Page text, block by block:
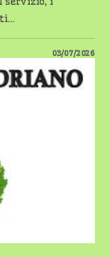
03/07/2026